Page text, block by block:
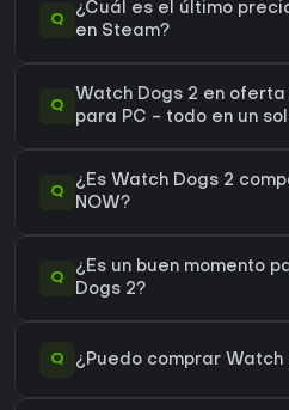
Q
¿Cuál es el último
en Steam?
Q
Watch Dogs 2 en
para PC - todo en un
Q
¿Es Watch Dogs 2
NOW?
Q
¿Es un buen momento
Dogs 2?
Q ¿Puedo comprar Watch